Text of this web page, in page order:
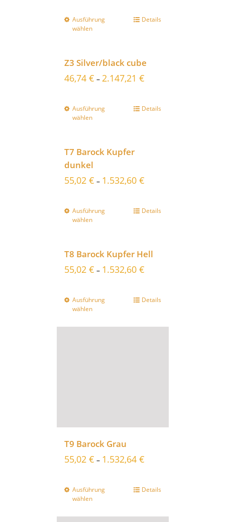
Ausführung
wählen
Details
Z3 Silver/black cube
46,74 € – 2.147,21 €
Ausführung
wählen
Details
T7 Barock Kupfer
dunkel
55,02 € – 1.532,60 €
Ausführung
wählen
Details
T8 Barock Kupfer Hell
55,02 € – 1.532,60 €
Ausführung
wählen
Details
T9 Barock Grau
55,02 € – 1.532,64 €
Ausführung
wählen
Details